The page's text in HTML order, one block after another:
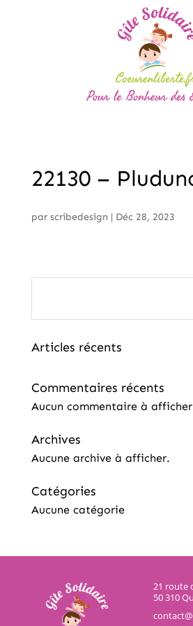
22130 –
par scribedesign | Déc 28, 2023
Articles récents
Commentaires récents
Aucun commentaire à
Archives
Aucune archive à afficher.
Catégories
Aucune catégorie
21 route
50 310